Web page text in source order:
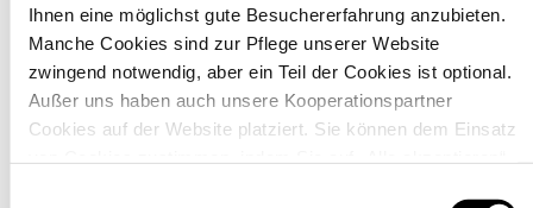
Ihnen eine möglichst gute Besuchererfahrung anzubieten.
Manche Cookies sind zur Pflege unserer Website
zwingend notwendig, aber ein Teil der Cookies ist optional.
Außer uns haben auch unsere Kooperationspartner
Cookies auf der Website platziert. Sie können dem Einsatz